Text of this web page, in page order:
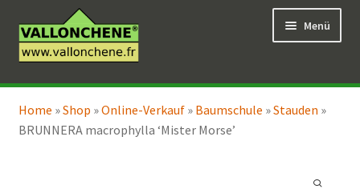
Navigation
springen
Inhalt
springen
Menü
Online-Verkauf
Coaching für den Garten
Home »Shop »Online-Verkauf» Baumschule »Stauden »
BRUNNERA macrophylla ‘Mister Morse’